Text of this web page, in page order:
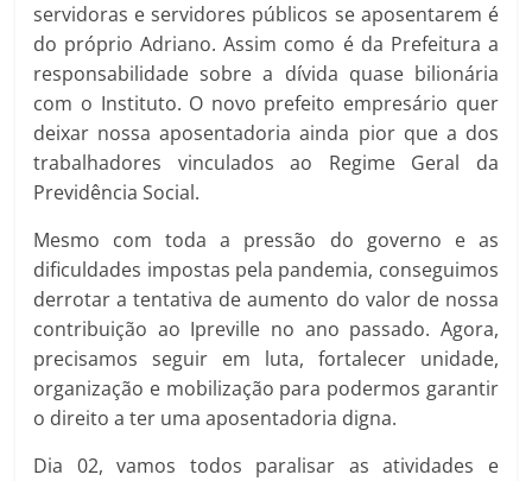
servidoras e servidores públicos se aposentarem é
do próprio Adriano. Assim como é da Prefeitura a
responsabilidade sobre a dívida quase bilionária
com o Instituto. O novo prefeito empresário quer
deixar nossa aposentadoria ainda pior que a dos
trabalhadores vinculados ao Regime Geral da
Previdência Social.
Mesmo com toda a pressão do governo e as
dificuldades impostas pela pandemia, conseguimos
derrotar a tentativa de aumento do valor de nossa
contribuição ao Ipreville no ano passado. Agora,
precisamos seguir em luta, fortalecer unidade,
organização e mobilização para podermos garantir
o direito a ter uma aposentadoria digna.
Dia 02, vamos todos paralisar as atividades e